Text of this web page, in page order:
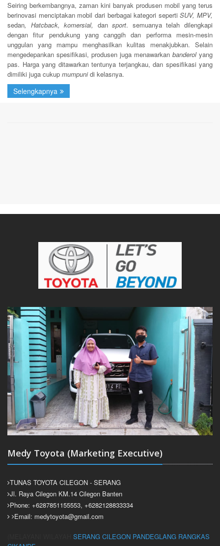
Seiring berkembangnya, zaman kini banyak produsen mobil yang terus
berinovasi menciptakan mobil dari berbagai kategori sepertiSUV, MPV,
sedan, Hatcback, komersial, dansport. semuanya telah dilengkapi
dengan fitur pendukung yang canggih dan performa mesin-mesin
unggulan yang mampu menghasilkan kulitas menakjubkan. Selain
mengedepankan spesifikasi, produsen juga menawarkan banderolyang
pas. Harga yang ditawarkan tentunya terjangkau, dan spesifikasi yang
dimiliki juga cukup mumpunidi kelasnya.
Selengkapnya
Medy Toyota (Marketing Executive)
TUNAS TOYOTA CILEGON - SERANG
Jl. Raya Cilegon KM.14 Cilegon Banten
Phone: +6287851155553, +6282128833334
Email: medytoyota@gmail.com
SERANG CILEGON PANDEGLANG RANGKAS